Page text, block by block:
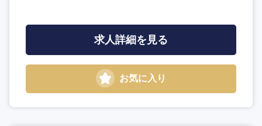
求人詳細を見る
お気に入り